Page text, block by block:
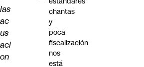
las
ac
us
aci
on
chantas
y
poca
fiscalización
nos
está